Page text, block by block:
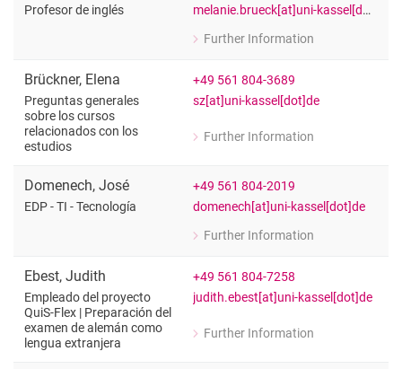
Profesor de inglés
melanie.brueck[at]uni-kassel[dot]de
Further Information
for Melanie Brück
Brückner, Elena
Preguntas generales
sobre los cursos
relacionados con los
estudios
+49 561 804-3689
sz[at]uni-kassel[dot]de
Further Information
for Elena Brückner
Domenech, José
EDP - TI - Tecnología
+49 561 804-2019
domenech[at]uni-kassel[dot]de
Further Information
for José Domenech
Ebest, Judith
Empleado del proyecto
QuiS-Flex | Preparación del
examen de alemán como
lengua extranjera
+49 561 804-7258
judith.ebest[at]uni-kassel[dot]de
Further Information
for Judith Ebest